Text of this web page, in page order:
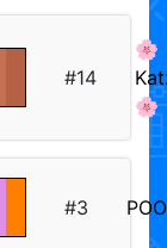
#14
🌸
🌸
#3